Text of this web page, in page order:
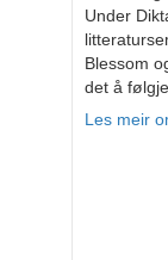
Under
Blessom
det å
Les meir